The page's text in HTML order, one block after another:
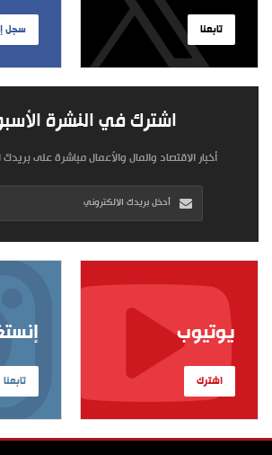
سجل تابعنا
اشترك في النشرة
أخبار الاقتصاد والمال والأعمال مباشرة على
تابعنا
يوتيوب
اشترك